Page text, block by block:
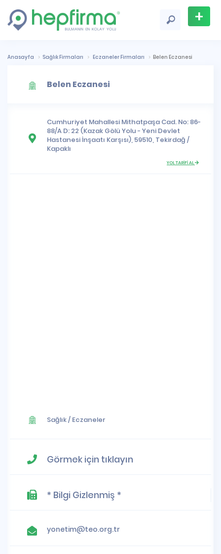
+
Ekle
Anasayfa Sağlık Firmaları Eczaneler Firmaları Belen Eczanesi
Belen Eczanesi
Cumhuriyet Mahallesi Mithatpaşa Cad. No: 86-
88/A D: 22 (Kazak Gölü Yolu - Yeni Devlet
Hastanesi İnşaatı Karşısı), 59510, Tekirdağ /
Kapaklı
YOL TARİFİ AL
Sağlık/ Eczaneler
Görmek için tıklayın
* Bilgi Gizlenmiş *
yonetim@teo.org.tr